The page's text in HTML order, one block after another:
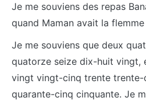
Je me souviens des repas
quand Maman avait la
Je me souviens que deux
quatorze seize dix-huit vingt,
vingt vingt-cinq trente trente-
quarante-cinq cinquante. Je